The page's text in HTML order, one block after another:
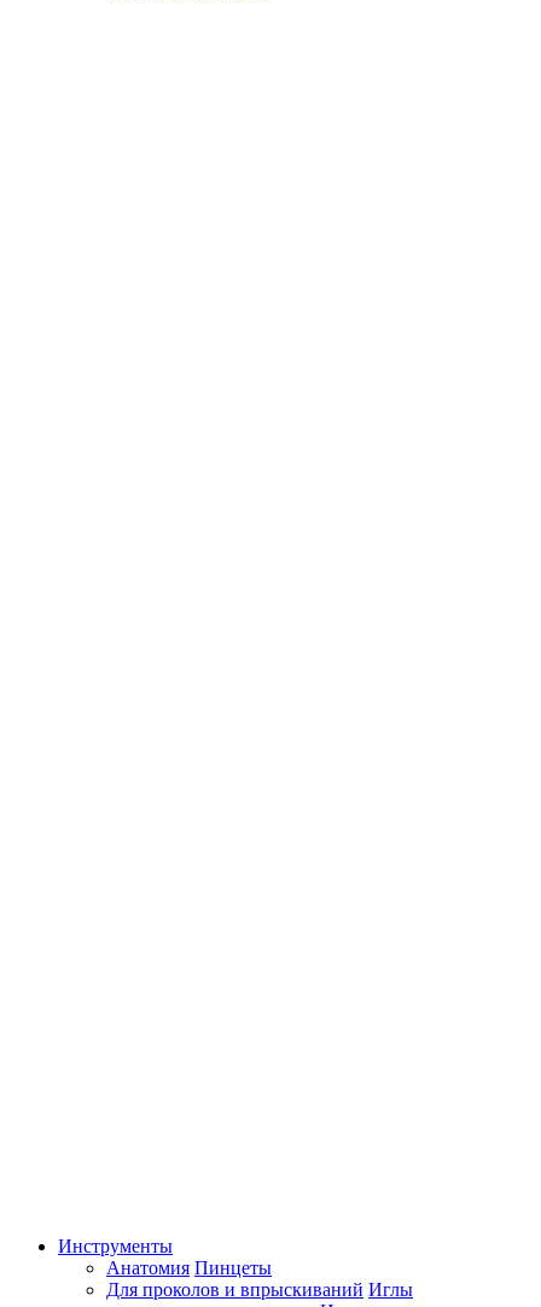
Инструменты
Анатомия Пинцеты
Для проколов и впрыскиваний Иглы